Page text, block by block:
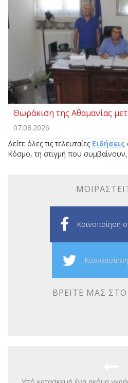
Θωράκιση της Αθαμανίας
07.08.2026
Δείτε όλες τις τελευταίες Ειδήσεις
Κόσμο, τη στιγμή που
Κοινοποίηση
ΒΡΕΊΤΕ ΜΑΣ ΣΤΟ